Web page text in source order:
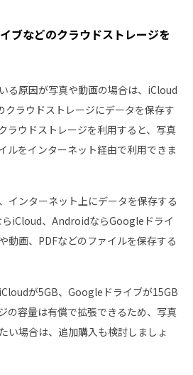
ブなどのクラウドストレージを
る原因が写真や動画の場合は、iCloud
ラウドストレージにデータを保存す
ラウドストレージを利用すると、写真
ルをインターネット経由で利用できま
インターネット上にデータを保存する
iCloud、AndroidならGoogleドライ
動画、PDFなどのファイルを保存する
が5GB、Googleドライブが15GB
の容量は有償で拡張できるため、写真
い場合は、追加購入も検討しましょ